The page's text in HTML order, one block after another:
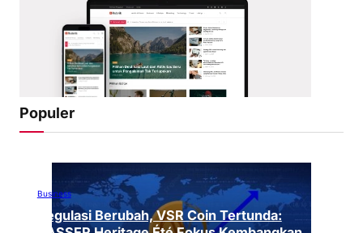
Populer
Business
Regulasi Berubah, VSR Coin Tertunda: